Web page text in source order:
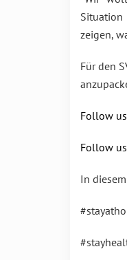
Situation
zeigen,
Für den
Follow
Follow
In